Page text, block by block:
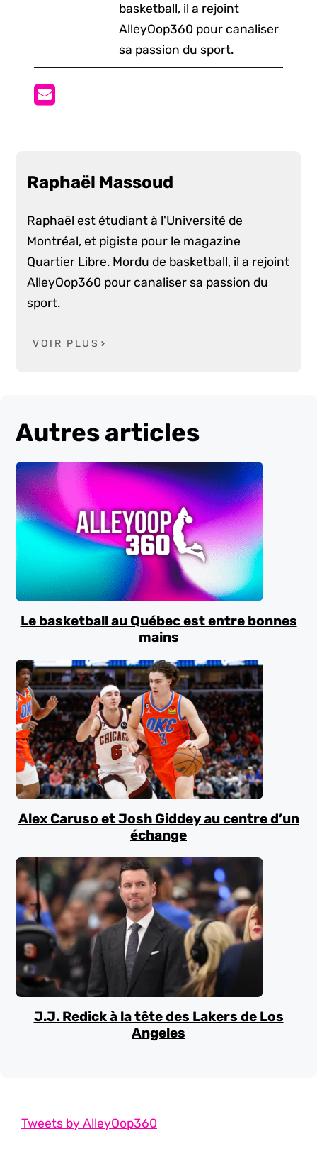
basketball, il a rejoint
AlleyOop360 pour canaliser
sa passion du sport.
Raphaël Massoud
Raphaël est étudiant à l'Université de
Montréal, et pigiste pour le magazine
Quartier Libre. Mordu de basketball, il a rejoint
AlleyOop360 pour canaliser sa passion du
sport.
VOIR PLUS
Autres articles
Le basketball au Québec est entre bonnes
mains
Alex Caruso et Josh Giddey au centre d’un
échange
J.J. Redick à la tête des Lakers de Los
Angeles
Tweets by AlleyOop360